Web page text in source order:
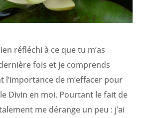
réfléchi à ce que tu m’as
fois et je comprends
l’importance de m’effacer pour
Divin en moi. Pourtant le fait de
me dérange un peu : j’ai